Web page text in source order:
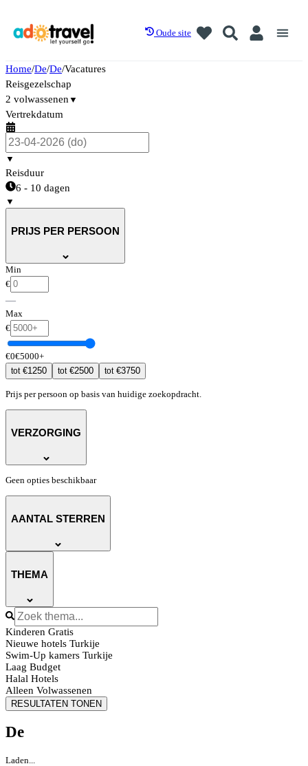
Oude site
Home/De/De/Vacatures
Reisgezelschap
2 volwassenen ▼
Vertrekdatum
▼
Reisduur
6 - 10 dagen
▼
PRIJS PER PERSOON
Min
€
—
Max
€
€0€5000+
tot€1250 tot€2500 tot€3750
Prijs per persoon op basis van huidige zoekopdracht.
VERZORGING
Geen opties beschikbaar
AANTAL STERREN
THEMA
Kinderen Gratis
Nieuwe hotels Turkije
Swim-Up kamers Turkije
Laag Budget
Halal Hotels
Alleen Volwassenen
RESULTATEN TONEN
De
Laden...